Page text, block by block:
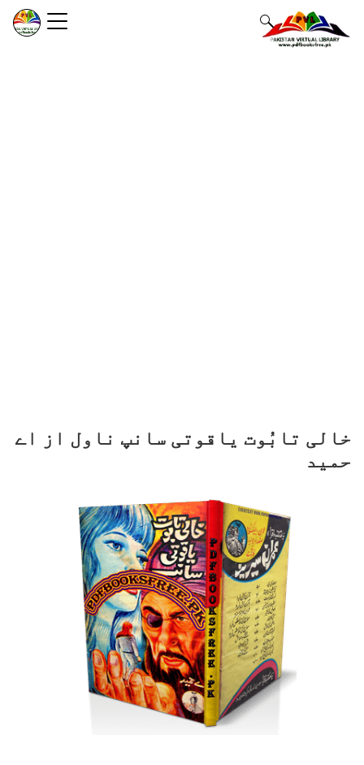
خالی تابُوت یاقوتی سانپ ناول از اے
حمید